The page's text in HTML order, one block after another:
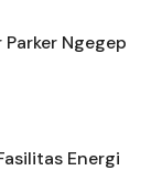
Ngegep
Energi